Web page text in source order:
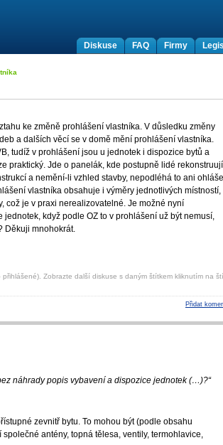
Firmy
FAQ
Diskuse
ke změně prohlášení vlastníka. V důsledku změny
a dalších věcí se v domě mění prohlášení vlastníka.
tudíž v prohlášení jsou u jednotek i dispozice bytů a
praktický. Jde o panelák, kde postupně lidé rekonstruují
a nemění-li vzhled stavby, nepodléhá to ani
vlastníka obsahuje i výměry jednotlivých místností,
což je v praxi nerealizovatelné. Je možné nyní
když podle OZ to v prohlášení už být nemusí,
Děkuji mnohokrát.
Zobrazte další diskuse s daným štítkem kliknutím na
Přidat
náhrady popis vybavení a dispozice jednotek (…)?“
zevnitř bytu. To mohou být (podle obsahu
antény, topná tělesa, ventily, termohlavice,